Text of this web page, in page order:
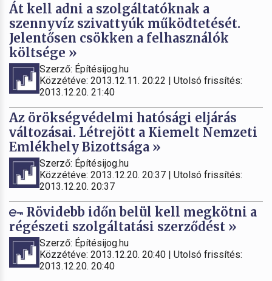
Át kell adni a szolgáltatóknak a
szennyvíz szivattyúk működtetését.
Jelentősen csökken a felhasználók
költsége »
Szerző: Építésijog.hu
Közzétéve: 2013.12.11. 20:22 | Utolsó frissítés:
2013.12.20. 21:40
Az örökségvédelmi hatósági eljárás
változásai. Létrejött a Kiemelt Nemzeti
Emlékhely Bizottsága »
Szerző: Építésijog.hu
Közzétéve: 2013.12.20. 20:37 | Utolsó frissítés:
2013.12.20. 20:37
Rövidebb időn belül kell megkötni a
régészeti szolgáltatási szerződést »
Szerző: Építésijog.hu
Közzétéve: 2013.12.20. 20:40 | Utolsó frissítés:
2013.12.20. 20:40